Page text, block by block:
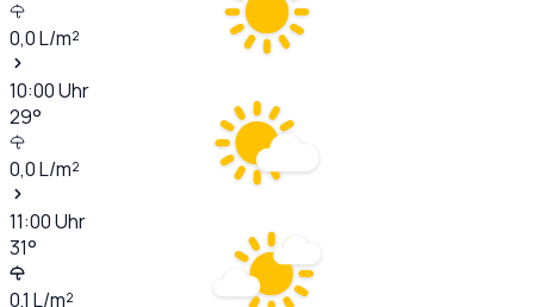
0,0L/m²
10:00Uhr
29°
0,0L/m²
11:00Uhr
31°
0,1 L/m²